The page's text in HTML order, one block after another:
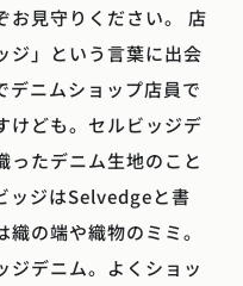
お見守りください。 店
ジ」という言葉に出会
デニムショップ店員で
けども。セルビッジデ
ったデニム生地のこと
ッジはSelvedgeと書
の端や織物のミミ。
ジデニム。よくショッ